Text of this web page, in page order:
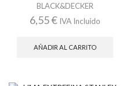
BLACK&DECKER
6,55€ IVA Incluido
AÑADIR AL CARRITO